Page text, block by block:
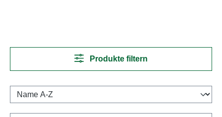
Produkte filtern